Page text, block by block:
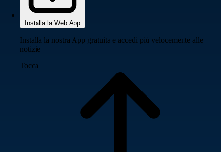
Installa la Web App
Installa la nostra App gratuita e accedi più velocemente alle
notizie
Tocca